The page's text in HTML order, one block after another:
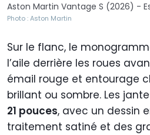
Aston Martin Vantage S (2026) -
Photo : Aston Martin
Sur le flanc, le
l’aile derrière les roues
émail rouge et entourage
brillant ou sombre. Les
21 pouces, avec un dessin
traitement satiné et des